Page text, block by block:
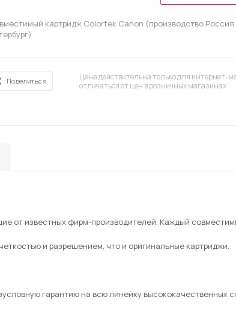
картридж Colortek Canon (производство
Поделиться
Цена действительна только для интернет-
отличаться от цен в розничных магазинах
от известных фирм-производителей. Каждый
и разрешением, что и оригинальные картриджи.
гарантию на всю линейку высококачественных